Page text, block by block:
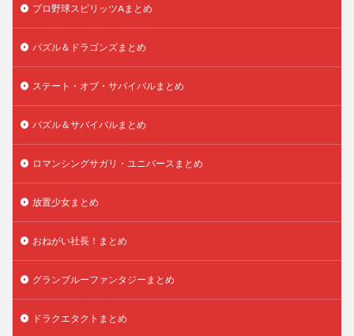
プロ野球スピリッツAまとめ
パズル＆ドラゴンズまとめ
ステート・オブ・サバイバルまとめ
パズル＆サバイバルまとめ
ロマンシングサガリ・ユニバースまとめ
放置少女まとめ
おねがい社長！まとめ
グランブルーファンタジーまとめ
ドラクエタクトまとめ